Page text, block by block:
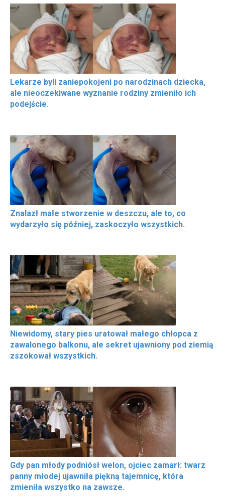
Lekarze byli zaniepokojeni po narodzinach dziecka,
ale nieoczekiwane wyznanie rodziny zmieniło ich
podejście.
Znalazł małe stworzenie w deszczu, ale to, co
wydarzyło się później, zaskoczyło wszystkich.
Niewidomy, stary pies uratował małego chłopca z
zawalonego balkonu, ale sekret ujawniony pod ziemią
zszokował wszystkich.
Gdy pan młody podniósł welon, ojciec zamarł: twarz
panny młodej ujawniła piękną tajemnicę, która
zmieniła wszystko na zawsze.